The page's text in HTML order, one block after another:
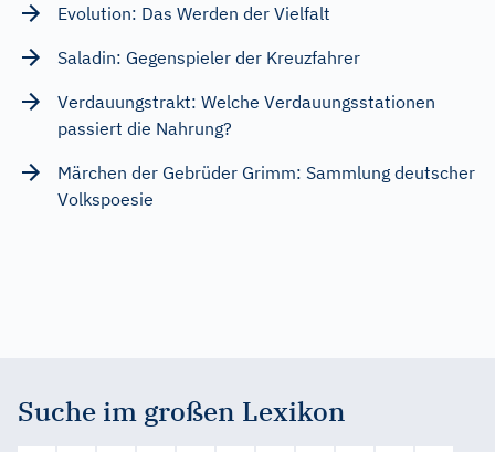
Evolution: Das Werden der Vielfalt
Saladin: Gegenspieler der Kreuzfahrer
Verdauungstrakt: Welche Verdauungsstationen
passiert die Nahrung?
Märchen der Gebrüder Grimm: Sammlung deutscher
Volkspoesie
Suche im großen Lexikon